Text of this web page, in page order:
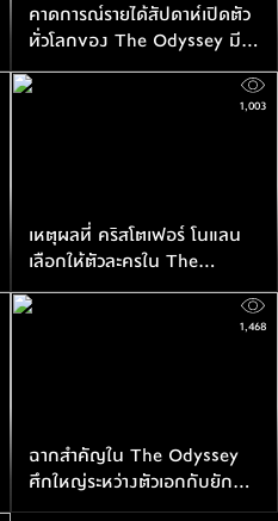
คาดการณ์รายได้สัปดาห์เปิดตัว
ทั่วโลกของ The Odyssey มี
โอกาสสูงที่จะมากกว่า $200
ล้านเหรียญ
เหตุผลที่ คริสโตเฟอร์ โนแลน
เลือกให้ตัวละครใน The
Odyssey พูดภาษาอังกฤษ
สำเนียงอเมริกัน
1,003
ฉากสำคัญใน The Odyssey
ศึกใหญ่ระหว่างตัวเอกกับยักษ์
กินคนเลสทริโกเนียนส์
1,468